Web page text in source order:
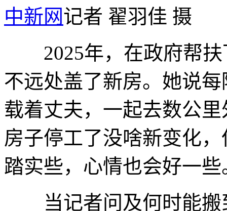
中新网记者 翟羽佳 摄
2025年，在政府帮扶
不远处盖了新房。她说
载着丈夫，一起去数公
房子停工了没啥新变化
踏实些，心情也会好一些
当记者问及何时能搬